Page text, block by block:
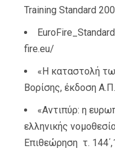
Training Standard
fire.eu/
«Η καταστολή
Βορίσης, έκδοση
«Αντιπύρ: η
ελληνικής
Επιθεώρηση τ.